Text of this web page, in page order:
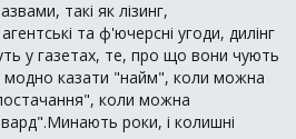
такі як лізинг,
та ф'ючерсні угоди, дилінг
у газетах, те, про що вони чують
модно казати "найм", коли можна
коли можна
роки, і колишні